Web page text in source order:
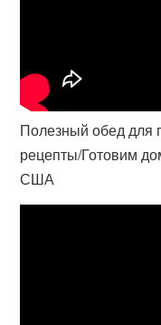
Полезный обед для
рецепты/Готовим
США